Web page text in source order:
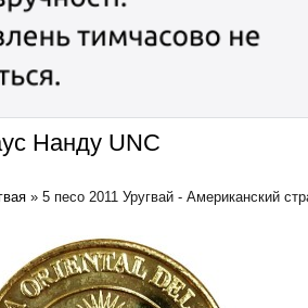
Нанду UNC
» 5 песо 2011 Уругвай - Американский